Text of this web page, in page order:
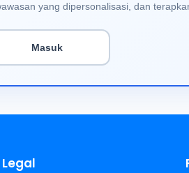
yang dipersonalisasi, dan
Masuk
Legal